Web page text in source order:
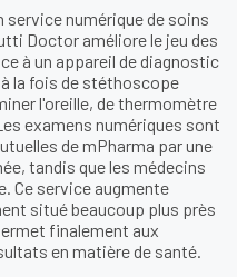
service numérique de soins
Doctor améliore le jeu des
à un appareil de diagnostic
la fois de stéthoscope
l'oreille, de thermomètre
examens numériques sont
de mPharma par une
tandis que les médecins
Ce service augmente
situé beaucoup plus près
finalement aux
en matière de santé.